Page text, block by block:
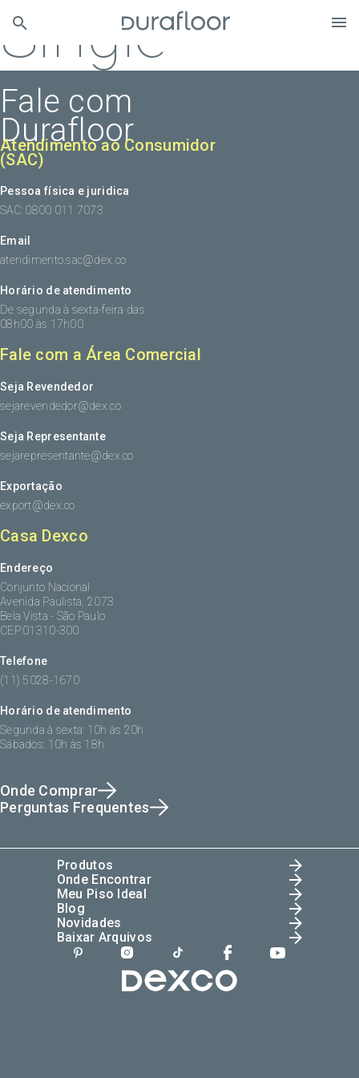
Single
Fale com
Durafloor
Atendimento ao Consumidor
(SAC)
Pessoa física e juridica
SAC: 0800 011 7073
Email
atendimento.sac@dex.co
Horário de atendimento
De segunda à sexta-feira das
08h00 às 17h00
Fale com a Área Comercial
Seja Revendedor
sejarevendedor@dex.co
Seja Representante
sejarepresentante@dex.co
Exportação
export@dex.co
Casa Dexco
Endereço
Conjunto Nacional
Avenida Paulista, 2073
Bela Vista - São Paulo
CEP:01310-300
Telefone
(11) 5028-1670
Horário de atendimento
Segunda à sexta: 10h às 20h
Sábados: 10h às 18h
Onde Comprar
Perguntas Frequentes
Produtos
Onde Encontrar
Meu Piso Ideal
Blog
Novidades
Baixar Arquivos